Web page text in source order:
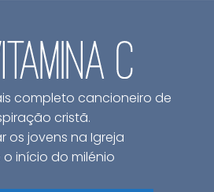
completo cancioneiro de
cristã.
os jovens na Igreja
início do milénio